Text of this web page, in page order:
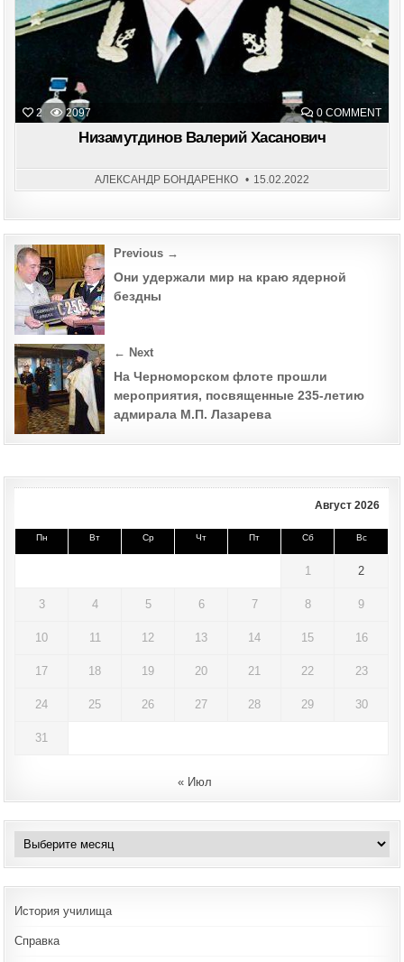
2 2097 0 COMMENTON
Низамутдинов Валерий Хасанович
АЛЕКСАНДР БОНДАРЕНКО 15.02.2022
Post
navigation
Previous →
Они удержали мир на краю ядерной
бездны
← Next
На Черноморском флоте прошли
мероприятия, посвященные 235-летию
адмирала М.П. Лазарева
Август 2026
Пн Вт Ср Чт Пт Сб Вс
1 2
3 4 5 6 7 8 9
10 11 12 13 14 15 16
17 18 19 20 21 22 23
24 25 26 27 28 29 30
31
« Июл
Архивы
История училища
Справка